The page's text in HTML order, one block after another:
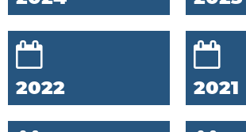
2022 2021